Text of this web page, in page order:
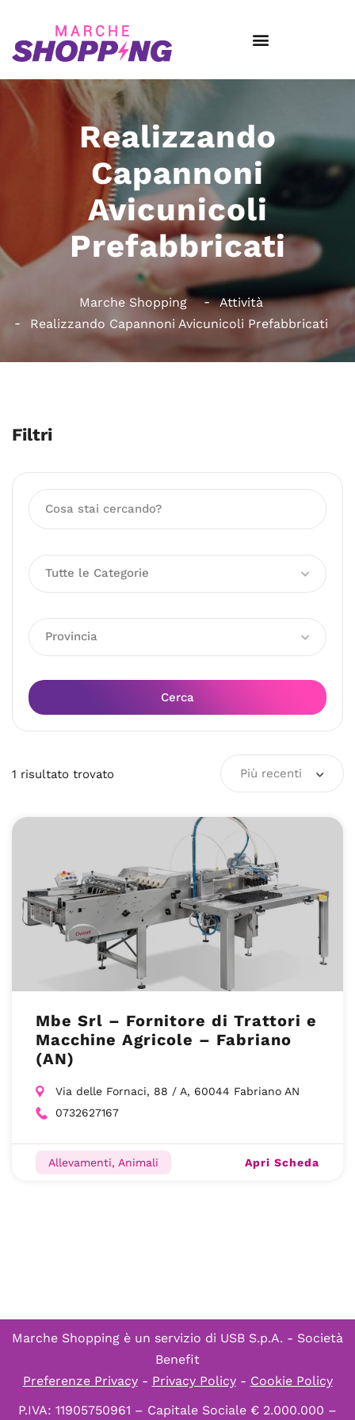
Realizzando
Capannoni
Avicunicoli
Prefabbricati
Marche Shopping
Attività
Realizzando Capannoni Avicunicoli Prefabbricati
Filtri
Tutte le Categorie
Provincia
Cerca
1 risultato trovato Più recenti
Mbe Srl – Fornitore di Trattori e
Macchine Agricole – Fabriano
(AN)
Via delle Fornaci, 88 / A, 60044 Fabriano AN
0732627167
Allevamenti, Animali Apri Scheda
Marche Shopping è un servizio di USB S.p.A. - Società
Benefit
Preferenze Privacy- Privacy Policy- Cookie Policy
P.IVA: 11905750961 – Capitale Sociale € 2.000.000 –